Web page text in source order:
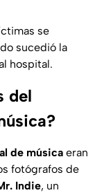
se
sucedió la
hospital.
del
de música eran
fotógrafos de
Indie, un